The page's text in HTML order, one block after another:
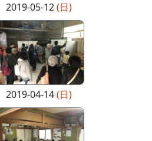
2019-05-12(日)
2019-04-14(日)